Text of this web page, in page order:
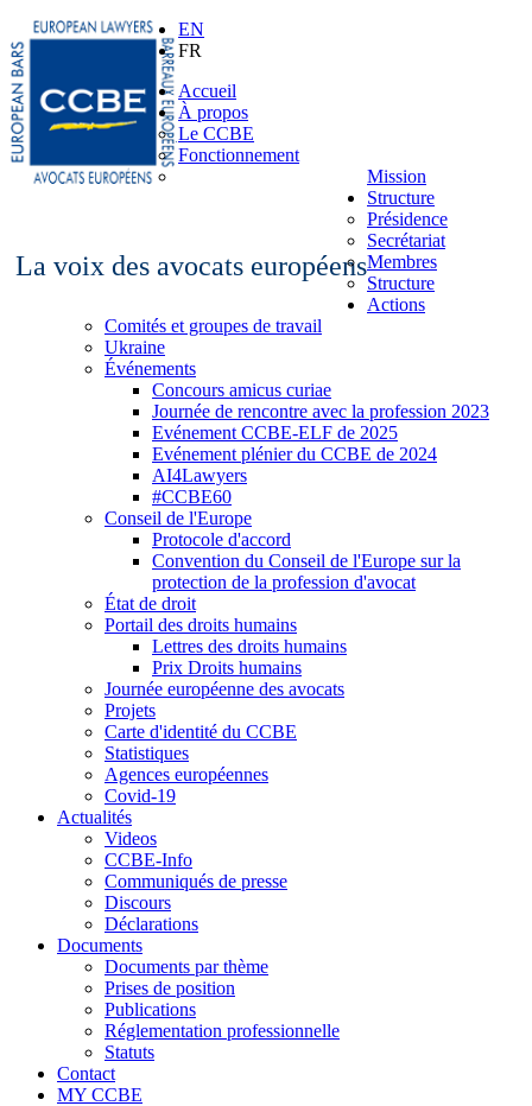
La voix des avocats européens
EN
FR
Accueil
À propos
Le CCBE
Fonctionnement
Mission
Structure
Présidence
Secrétariat
Membres
Structure
Actions
Comités et groupes de travail
Ukraine
Événements
Concours amicus curiae
Journée de rencontre avec la profession 2023
Evénement CCBE-ELF de 2025
Evénement plénier du CCBE de 2024
AI4Lawyers
#CCBE60
Conseil de l'Europe
Protocole d'accord
Convention du Conseil de l'Europe sur la
protection de la profession d'avocat
État de droit
Portail des droits humains
Lettres des droits humains
Prix Droits humains
Journée européenne des avocats
Projets
Carte d'identité du CCBE
Statistiques
Agences européennes
Covid-19
Actualités
Videos
CCBE-Info
Communiqués de presse
Discours
Déclarations
Documents
Documents par thème
Prises de position
Publications
Réglementation professionnelle
Statuts
Contact
MY CCBE